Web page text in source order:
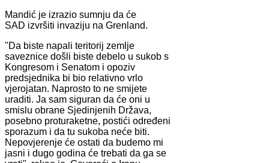
Mandić je izrazio sumnju da će
SAD izvršiti invaziju na Grenland.
"Da biste napali teritorij zemlje
saveznice došli biste debelo u sukob s
Kongresom i Senatom i opoziv
predsjednika bi bio relativno vrlo
vjerojatan. Naprosto to ne smijete
uraditi. Ja sam siguran da će oni u
smislu obrane Sjedinjenih Država,
posebno proturaketne, postići određeni
sporazum i da tu sukoba neće biti.
Nepovjerenje će ostati da budemo mi
jasni i dugo godina će trebati da ga se